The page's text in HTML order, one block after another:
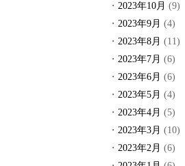
2023年10月 (9)
2023年9月 (4)
2023年8月 (11)
2023年7月 (6)
2023年6月 (6)
2023年5月 (4)
2023年4月 (5)
2023年3月 (10)
2023年2月 (6)